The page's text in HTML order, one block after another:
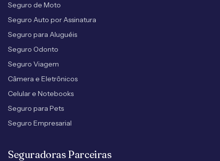
Seguro de Moto
Seguro Auto por Assinatura
Seguro para Aluguéis
Seguro Odonto
Seguro Viagem
Câmera e Eletrônicos
Celular e Notebooks
Seguro para Pets
Seguro Empresarial
Seguradoras Parceiras